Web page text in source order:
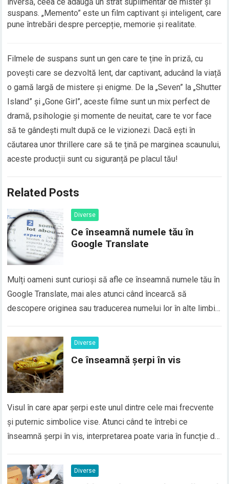
inversă, ceea ce adaugă un strat suplimentar de mister și
suspans. „Memento” este un film captivant și inteligent, care
pune întrebări despre percepție, memorie și realitate.
Filmele de suspans sunt un gen care te ține în priză, cu
povești care se dezvoltă lent, dar captivant, aducând la viață
o gamă largă de mistere și enigme. De la „Seven” la „Shutter
Island” și „Gone Girl”, aceste filme sunt un mix perfect de
dramă, psihologie și momente de neuitat, care te vor face
să te gândești mult după ce le vizionezi. Dacă ești în
căutarea unor thrillere care să te țină pe marginea scaunului,
aceste producții sunt cu siguranță pe placul tău!
Related Posts
Diverse
Ce înseamnă numele tău în
Google Translate
Mulți oameni sunt curioși să afle ce înseamnă numele tău în
Google Translate, mai ales atunci când încearcă să
descopere originea sau traducerea numelui lor în alte limbi.
directă în Google Translate, deoarece numele sunt
considerate elemente de identitate personală și, de…
Diverse
Ce înseamnă șerpi în vis
Visul în care apar șerpi este unul dintre cele mai frecvente
și puternic simbolice vise. Atunci când te întrebi ce
înseamnă șerpi în vis, interpretarea poate varia în funcție de
șerpii în vis sunt asociați cu transformarea, frica, trădarea
sau conflictele interioare, dar…
Diverse